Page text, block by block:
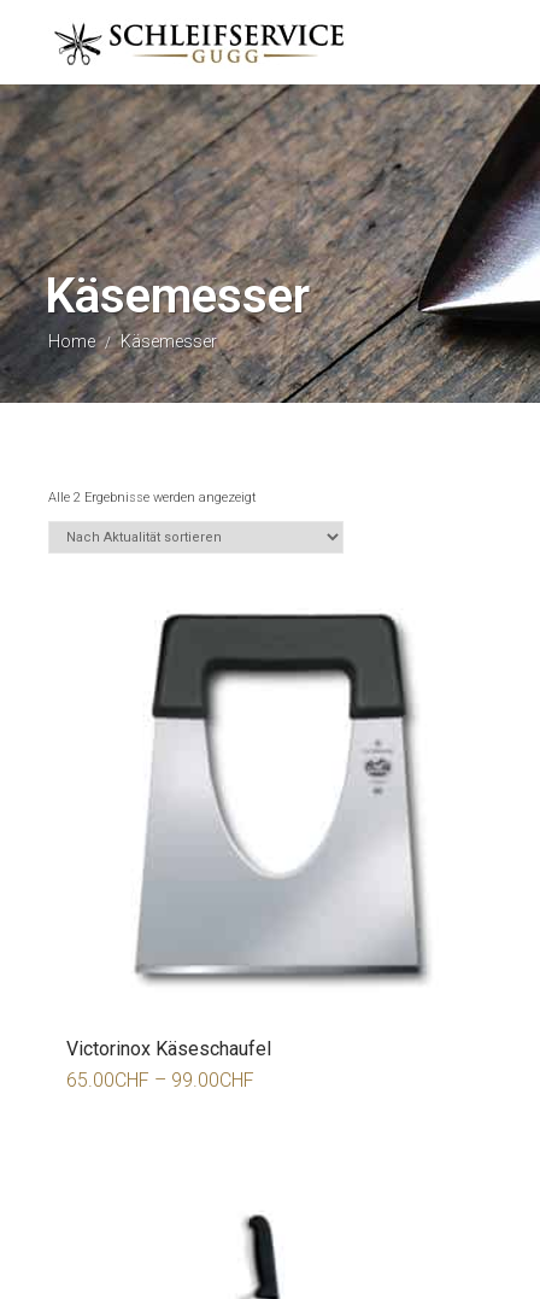
Käsemesser
Home / Käsemesser
Alle 2 Ergebnisse werden angezeigt
Victorinox Käseschaufel
65.00CHF – 99.00CHF